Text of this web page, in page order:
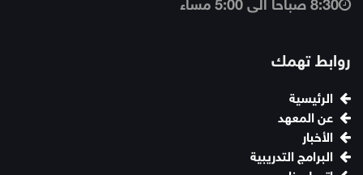
8:30 صباحا الى 5:00 مساء
روابط تهمك
الرئيسية
عن المعهد
الأخبار
البرامج التدريبية